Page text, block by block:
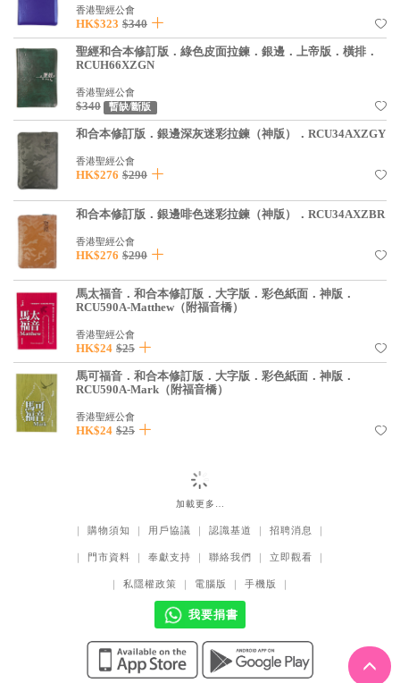
香港聖經公會
HK$323 $340
聖經和合本修訂版．綠色皮面拉鍊．銀邊．上帝版．橫排．
RCUH66XZGN
香港聖經公會
$340 暫缺/斷版
和合本修訂版．銀邊深灰迷彩拉鍊（神版）．RCU34AXZGY
香港聖經公會
HK$276 $290
和合本修訂版．銀邊啡色迷彩拉鍊（神版）．RCU34AXZBR
香港聖經公會
HK$276 $290
馬太福音．和合本修訂版．大字版．彩色紙面．神版．
RCU590A-Matthew（附福音橋）
香港聖經公會
HK$24 $25
馬可福音．和合本修訂版．大字版．彩色紙面．神版．
RCU590A-Mark（附福音橋）
香港聖經公會
HK$24 $25
加載更多…
購物須知 用戶協議 認識基道 招聘消息
門市資料 奉獻支持 聯絡我們 立即觀看
私隱權政策 電腦版 手機版
我要捐書